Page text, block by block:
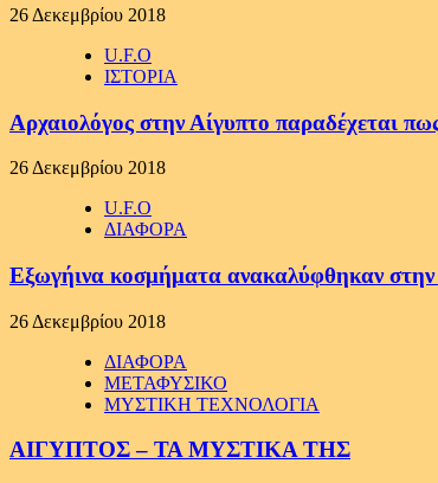
26 Δεκεμβρίου 2018
U.F.O
ΙΣΤΟΡΙΑ
Αρχαιολόγος στην Αίγυπτο παραδέχεται
26 Δεκεμβρίου 2018
U.F.O
ΔΙΑΦΟΡΑ
Εξωγήινα κοσμήματα ανακαλύφθηκαν στην
26 Δεκεμβρίου 2018
ΔΙΑΦΟΡΑ
ΜΕΤΑΦΥΣΙΚΟ
ΜΥΣΤΙΚΗ ΤΕΧΝΟΛΟΓΙΑ
ΑΙΓΥΠΤΟΣ – ΤΑ ΜΥΣΤΙΚΑ ΤΗΣ